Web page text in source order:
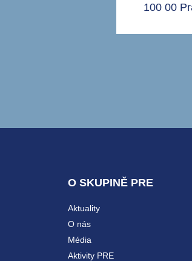
100 00
O SKUPINĚ PRE
Aktuality
O nás
Média
Aktivity PRE